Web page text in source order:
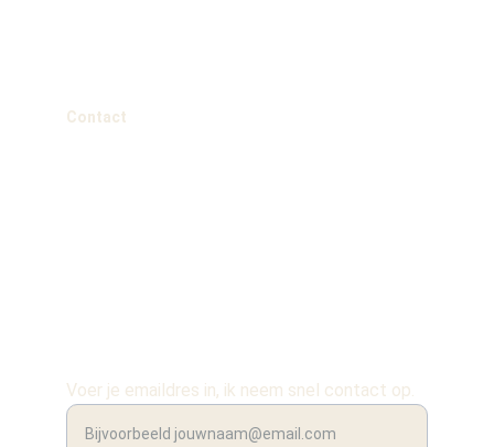
Contact
Voer je emaildres in, ik neem snel contact op.